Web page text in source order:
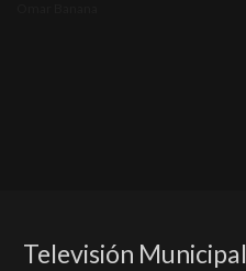
Televisión Municipal